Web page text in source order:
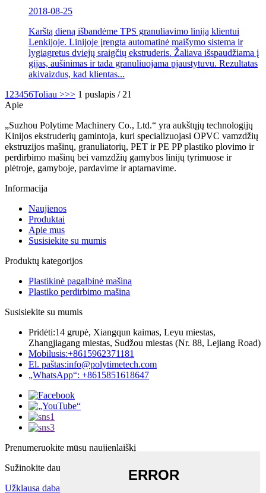
2018-08-25
Karštą dieną išbandėme TPS granuliavimo liniją klientui
Lenkijoje. Linijoje įrengta automatinė maišymo sistema ir
lygiagretus dviejų sraigčių ekstruderis. Žaliava išspaudžiama į
gijas, aušinimas ir tada granuliuojama pjaustytuvu. Rezultatas
akivaizdus, ​​kad klientas...
1 23456Toliau >>> 1 puslapis / 21
Apie
„Suzhou Polytime Machinery Co., Ltd.“ yra aukštųjų technologijų
Kinijos ekstruderių gamintoja, kuri specializuojasi OPVC vamzdžių
ekstruzijos mašinų, granuliatorių, PET ir PE PP plastiko plovimo ir
perdirbimo mašinų bei vamzdžių gamybos linijų tyrimuose ir
plėtroje, gamyboje, pardavime ir aptarnavime.
Informacija
Naujienos
Produktai
Apie mus
Susisiekite su mumis
Produktų kategorijos
Plastikinė pagalbinė mašina
Plastiko perdirbimo mašina
Susisiekite su mumis
Pridėti:14 grupė, Xiangqun kaimas, Leyu miestas,
Zhangjiagang miestas, Sudžou miestas (Nr. 88, Lejiang Road)
Mobilusis:+8615962371181
El. paštas:info@polytimetech.com
„WhatsApp“: +8615851618647
Prenumeruokite mūsų naujienlaiškį
Sužinokite daugiau apie tai, ką norite sužinoti
Užklausa dabar